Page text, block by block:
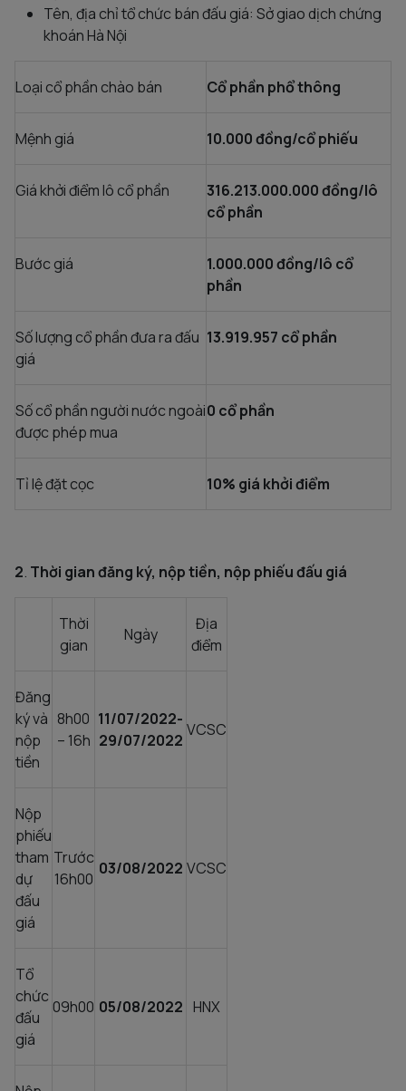
Tên, địa chỉ tổ chức bán đấu giá: Sở giao dịch chứng
khoán Hà Nội
Loại cổ phần chào bán Cổ phần phổ thông
Mệnh giá 10.000 đồng/cổ phiếu
Giá khởi điểm lô cổ phần 316.213.000.000đồng/lô
cổ phần
Bước giá
1.000.000 đồng/lô cổ
phần
Số lượng cổ phần đưa ra đấu
giá
13.919.957 cổ phần
Số cổ phần người nước ngoài
được phép mua
0 cổ phần
Tỉ lệ đặt cọc 10% giá khởi điểm
2. Thời gian đăng ký, nộp tiền, nộp phiếu đấu giá
Thời
gian
Ngày
Địa
điểm
Đăng
ký và
nộp
tiền
8h00
– 16h
11/07/2022-
29/07/2022
VCSC
Nộp
phiếu
tham
dự
đấu
giá
Trước
16h00
03/08/2022 VCSC
Tổ
chức
đấu
giá
09h00 05/08/2022 HNX